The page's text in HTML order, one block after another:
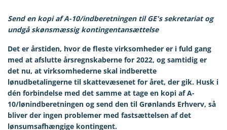
Send en kopi af A-10/indberetningen til GE's sekretariat og
undgå skønsmæssig kontingentansættelse
Det er årstiden, hvor de fleste virksomheder er i fuld gang
med at afslutte årsregnskaberne for 2022, og samtidig er
det nu, at virksomhederne skal indberette
lønudbetalingerne til skattevæsenet for året, der gik. Husk i
dén forbindelse med det samme at tage en kopi af A-
10/lønindberetningen og send den til Grønlands Erhverv, så
bliver der ingen problemer med fastsættelsen af det
lønsumsafhængige kontingent.